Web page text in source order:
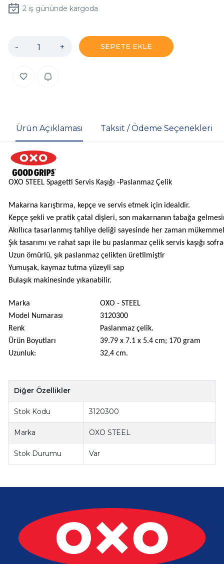
2iş gününde kargoda
- + SEPETE EKLE
Ürün Açıklaması Taksit / Ödeme Seçenekleri
OXO STEEL Spagetti Servis Kaşığı -Paslanmaz Çelik
Makarna karıştırma, kepçe ve servis etmek için idealdir.
Kepçe şekli ve pratik çatal dişleri, son makarnanın tabağa
Akıllıca tasarlanmış tahliye deliği sayesinde her zaman
Şık tasarımı ve rahat sapı ile bu paslanmaz çelik servis kaşığı
Uzun ömürlü, şık paslanmaz çelikten üretilmiştir
Yumuşak, kaymaz tutma yüzeyli sap
Bulaşık makinesinde yıkanabilir.
Marka
‎OXO - STEEL
Model Numarası
‎3120300
Renk
‎Paslanmaz çelik.
Ürün Boyutları
‎39.79 x 7.1 x 5.4 cm; 170 gram
Uzunluk:
32,4 cm.
Diğer Özellikler
Stok Kodu 3120300
Marka OXO STEEL
Stok Durumu Var